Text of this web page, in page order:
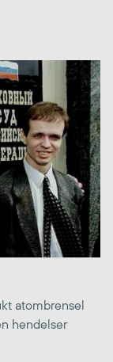
atombrensel
hendelser